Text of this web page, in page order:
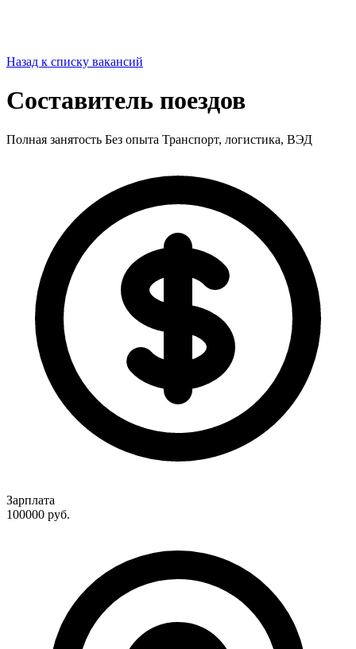
Назад к списку вакансий
Составитель поездов
Полная занятость Без опыта Транспорт, логистика, ВЭД
Зарплата
100000 руб.